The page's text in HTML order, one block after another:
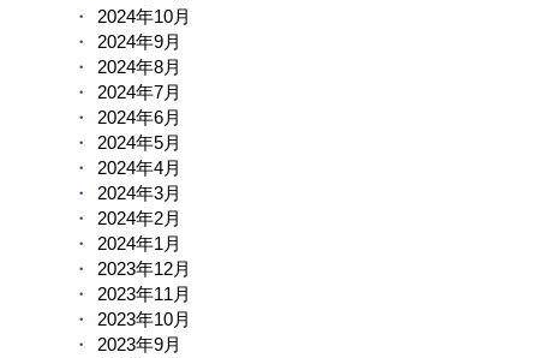
2024年10月
2024年9月
2024年8月
2024年7月
2024年6月
2024年5月
2024年4月
2024年3月
2024年2月
2024年1月
2023年12月
2023年11月
2023年10月
2023年9月